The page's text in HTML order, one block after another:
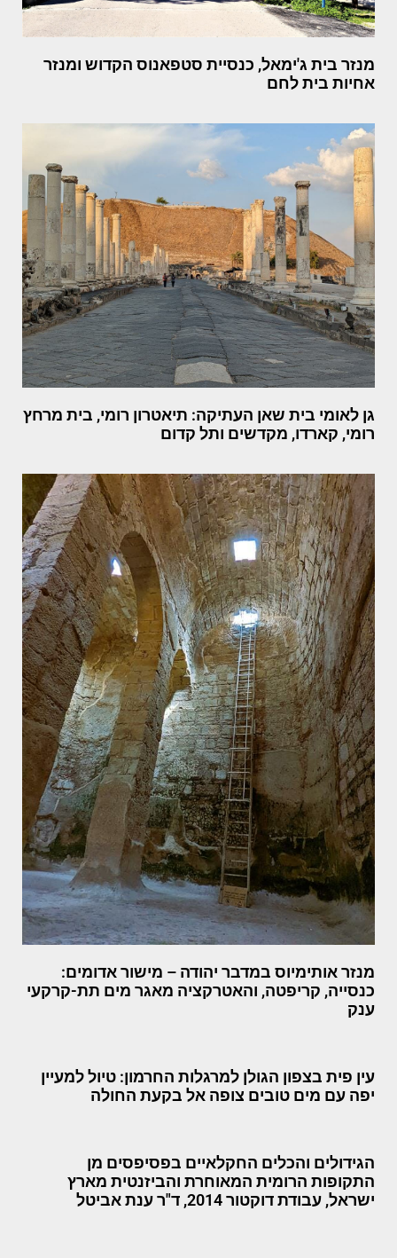
מנזר בית ג'ימאל, כנסיית סטפאנוס הקדוש ומנזר
אחיות בית לחם
גן לאומי בית שאן העתיקה: תיאטרון רומי, בית מרחץ
רומי, קארדו, מקדשים ותל קדום
מנזר אותימיוס במדבר יהודה – מישור אדומים:
כנסייה, קריפטה, והאטרקציה מאגר מים תת-קרקעי
ענק
עין פית בצפון הגולן למרגלות החרמון: טיול למעיין
יפה עם מים טובים צופה אל בקעת החולה
הגידולים והכלים החקלאיים בפסיפסים מן
התקופות הרומית המאוחרת והביזנטית מארץ
ישראל, עבודת דוקטור 2014, ד"ר ענת אביטל